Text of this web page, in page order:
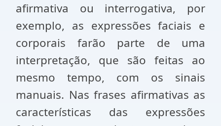
afirmativa ou interrogativa, por
exemplo, as expressões faciais e
corporais farão parte de uma
interpretação, que são feitas ao
mesmo tempo, com os sinais
manuais. Nas frases afirmativas as
características das expressões